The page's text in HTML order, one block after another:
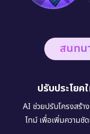
สนทน
ปรับประโย
AI ช่วยปรับโครงสร้า
ไทม์ เพื่อเพิ่มความชั